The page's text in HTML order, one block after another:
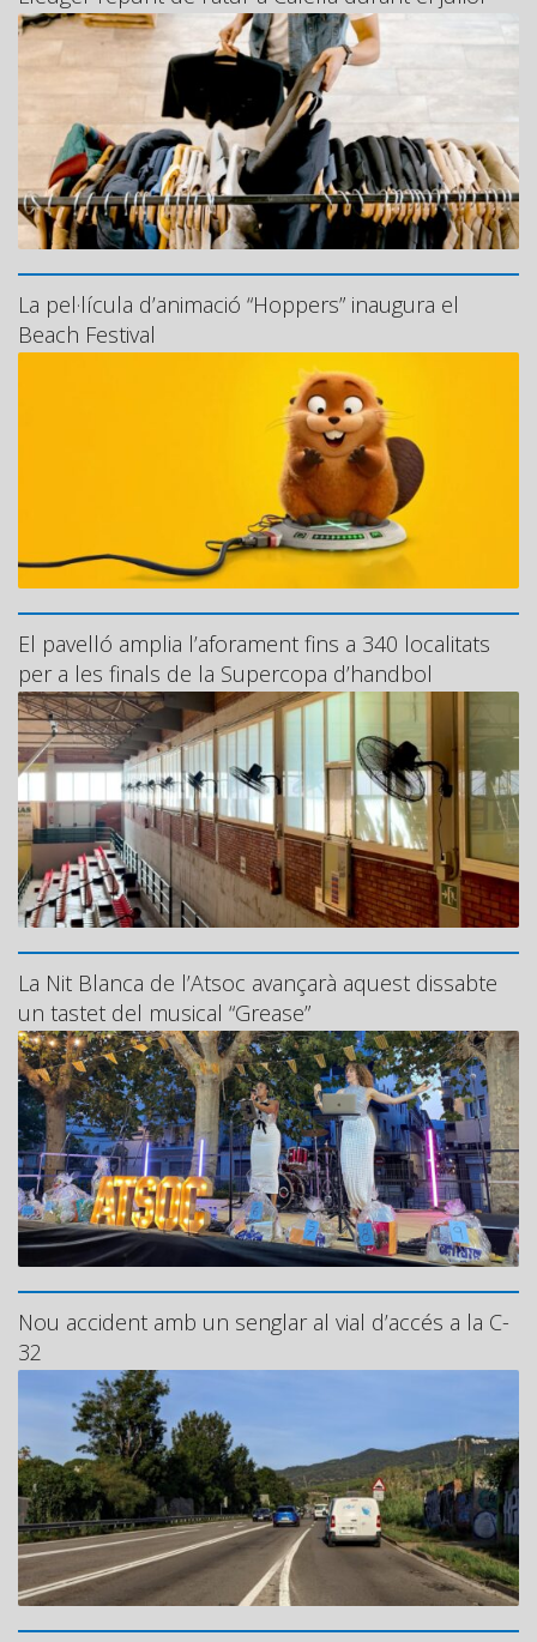
La pel·lícula d’animació “Hoppers” inaugura el
Beach Festival
El pavelló amplia l’aforament fins a 340 localitats
per a les finals de la Supercopa d’handbol
La Nit Blanca de l’Atsoc avançarà aquest dissabte
un tastet del musical “Grease”
Nou accident amb un senglar al vial d’accés a la C-
32